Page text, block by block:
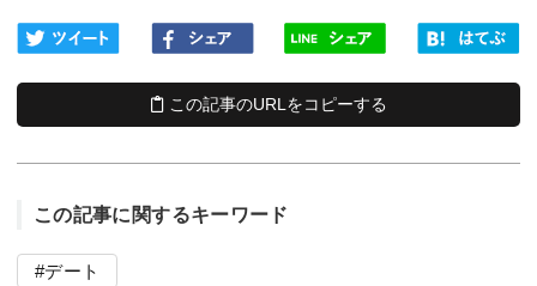
この記事のURLをコピーする
この記事に関するキーワード
デート